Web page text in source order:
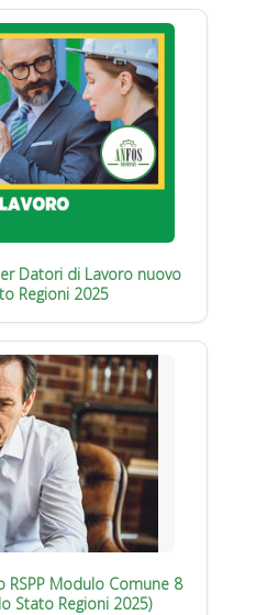
Datori di Lavoro nuovo
Regioni 2025
Modulo Comune 8
Stato Regioni 2025)